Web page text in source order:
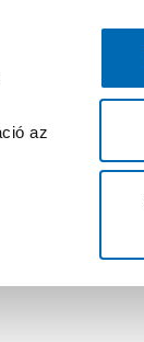
az